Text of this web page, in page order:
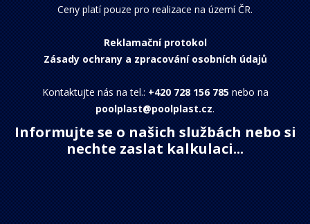
Ceny platí pouze pro realizace na území ČR.
Reklamační protokol
Zásady ochrany a zpracování osobních údajů
Kontaktujte nás na tel.:+420 728 156 785nebo na
poolplast@poolplast.cz.
Informujte se o našich službách nebo si
nechte zaslat kalkulaci...